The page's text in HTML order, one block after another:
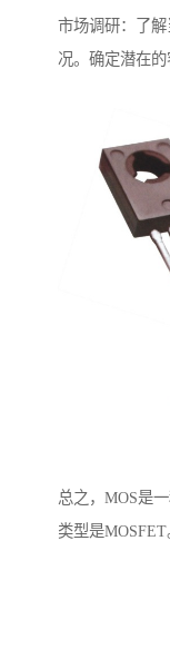
市场调研：了
况。确定潜在的
总之，MOS是
类型是